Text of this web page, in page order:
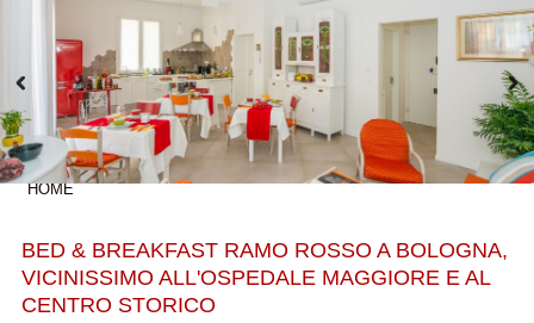
HOME
BED & BREAKFAST RAMO ROSSO A BOLOGNA,
VICINISSIMO ALL'OSPEDALE MAGGIORE E AL
CENTRO STORICO